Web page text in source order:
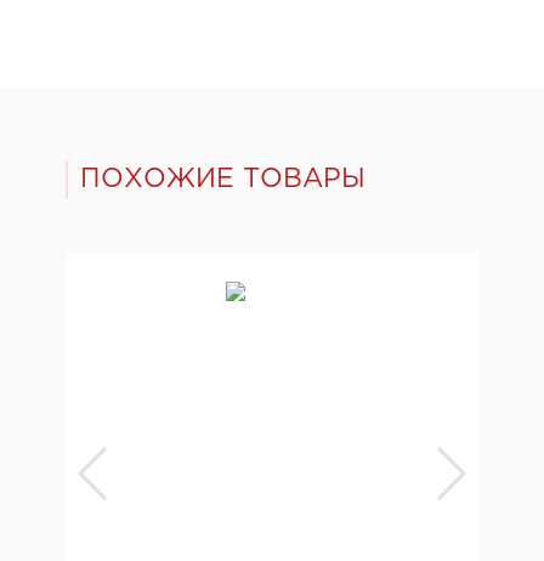
ПОХОЖИЕ ТОВАРЫ